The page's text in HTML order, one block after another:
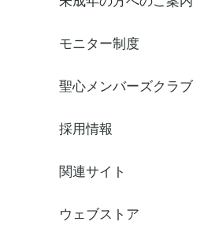
モニター制度
聖心メンバーズクラブ
採用情報
関連サイト
ウェブストア